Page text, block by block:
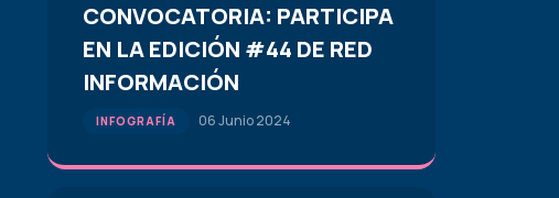
CONVOCATORIA: PARTICIPA
EN LA EDICIÓN #44 DE RED
INFORMACIÓN
INFOGRAFÍA 06 Junio 2024